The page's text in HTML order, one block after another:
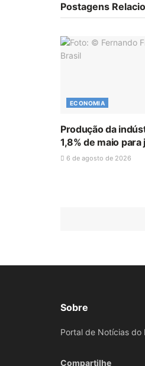
Postagens
ECONOMIA
Produção da
1,8% de maio para
6 de agosto de 2026
Sobre
Portal de Notícias do
Compartilhe